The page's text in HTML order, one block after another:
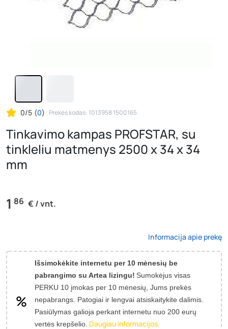
0/5 (0) Prekės kodas: 1013958 1500165
Tinkavimo kampas PROFSTAR, su
tinkleliu matmenys 2500 x 34 x 34
mm
1 86 € / vnt.
Informacija apie prekę
Išsimokėkite internetu per 10 mėnesių be
pabrangimo su Artea lizingu! Sumokėjus visas
PERKU 10 įmokas per 10 mėnesių, Jums prekės
nepabrangs. Patogiai ir lengvai atsiskaitykite dalimis.
Pasiūlymas galioja perkant internetu nuo 200 eurų
vertės krepšelio. Daugiau informacijos.